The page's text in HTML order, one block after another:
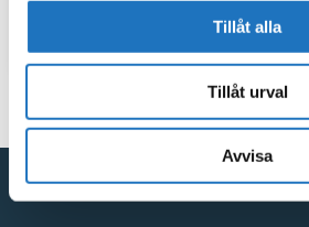
Tillåt alla
Tillåt urval
Avvisa